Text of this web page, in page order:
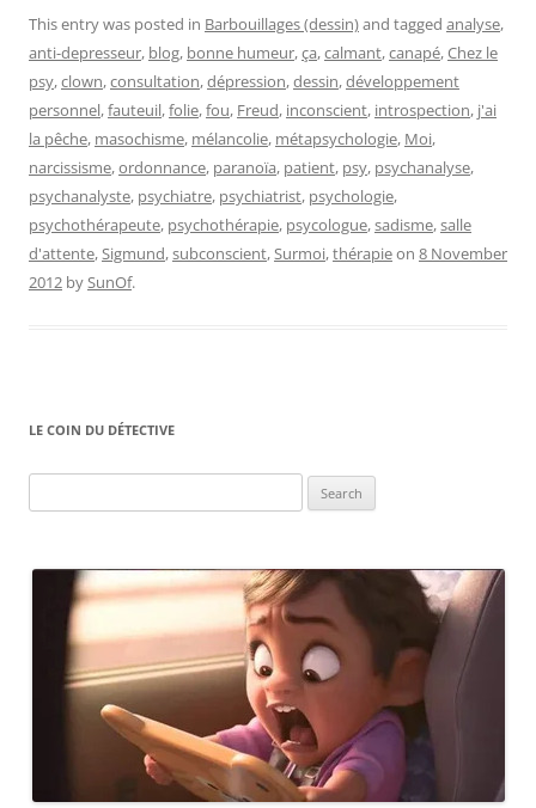
This entry was posted in Barbouillages (dessin)and tagged analyse,
anti-depresseur, blog, bonne humeur,ça,calmant,canapé,Chez le
psy,clown,consultation,dépression,dessin,développement
personnel,fauteuil,folie,fou, Freud, inconscient, introspection, j'ai
la pêche, masochisme, mélancolie, métapsychologie, Moi,
narcissisme,ordonnance, paranoïa, patient, psy, psychanalyse,
psychanalyste, psychiatre, psychiatrist, psychologie,
psychothérapeute, psychothérapie, psycologue,sadisme,salle
d'attente,Sigmund,subconscient,Surmoi,thérapieon 8 November
2012 bySunOf.
LE COIN DU DÉTECTIVE
for: